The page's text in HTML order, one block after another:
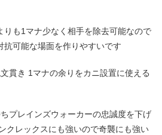
りも1マナ少なく相手を除去可能なので
抗可能な場面を作りやすいです
貫き 1マナの余りをカニ設置に使える
プレインズウォーカーの忠誠度を下げ
クレックスにも強いので奇襲にも強い